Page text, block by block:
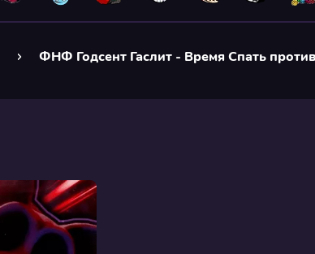
ФНФ Годсент Гаслит - Время Спать